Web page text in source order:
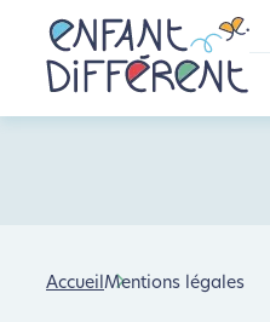
AccueilMentions légales